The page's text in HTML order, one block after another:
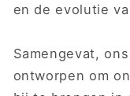
en de evolutie
Samengevat,
ontworpen om